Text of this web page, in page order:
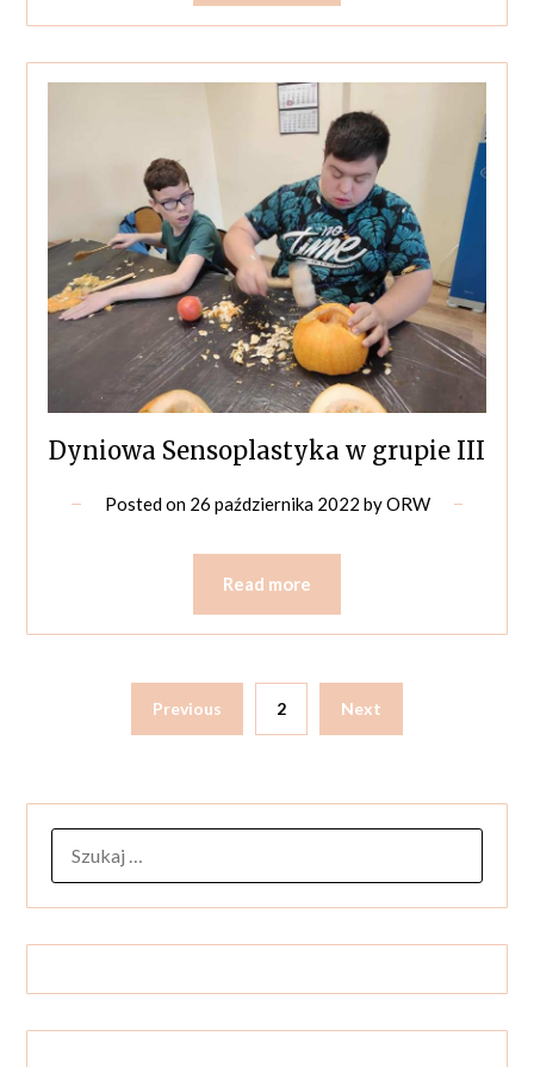
Dyniowa Sensoplastyka w grupie III
Posted on 26 października 2022 byORW
Read more
Previous 2 Next